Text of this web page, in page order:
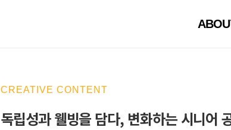
CREATIVE CONTENT
독립성과 웰빙을 담다, 변화하는 시니어